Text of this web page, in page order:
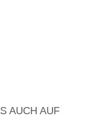
AUCH AUF